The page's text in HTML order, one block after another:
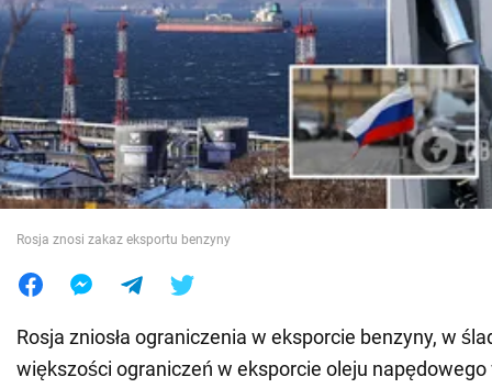
Społeczeństwo
Wojna na Ukrainie
Świat
Jedzenie
Rosja znosi zakaz eksportu benzyny
Rosja zniosła ograniczenia w eksporcie benzyny, w
większości ograniczeń w eksporcie oleju napędowego